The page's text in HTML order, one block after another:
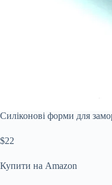
Силіконові форми для
$22
Купити на Amazon